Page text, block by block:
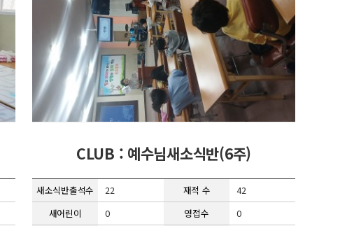
CLUB : 예수님새소식반(6주)
새소식반출석수 22 재적 수
42
새어린이
0 영접수
0